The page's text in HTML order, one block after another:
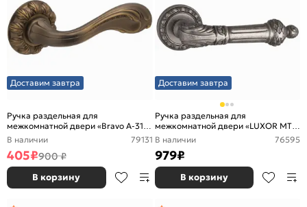
Доставим завтра
Ручка раздельная для
межкомнатной двери «Bravo A-318»
Античная МатБронза
В наличии 79131
405₽900 ₽
В корзину
Доставим завтра
Ручка раздельная для
межкомнатной двери «LUXOR MT
OS-9» Античное серебро
В наличии 76595
979₽
В корзину